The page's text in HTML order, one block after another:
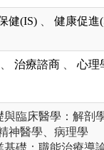
健(IS) 健康促進
治療諮商 心理
與臨床醫學：解剖
神醫學、病理學